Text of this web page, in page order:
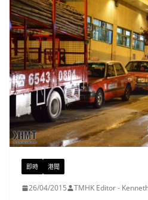
即時 港聞
26/04/2015 TMHK Editor -